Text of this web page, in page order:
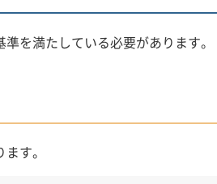
を満たしている必要があります。
す。